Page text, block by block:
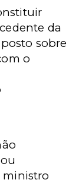
da
sobre
o
ministro